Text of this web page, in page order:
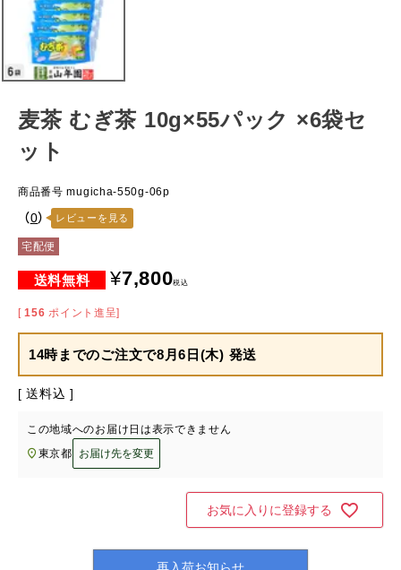
麦茶 むぎ茶 10g×55パック ×6袋セ
ット
商品番号 mugicha-550g-06p
（0） レビューを見る
宅配便
¥7,800税込
[ 156 ポイント進呈]
14時までのご注文で8月6日(木) 発送
送料込
この地域へのお届け日は表示できません
東京都
お届け先を変更
お気に入りに登録する
再入荷お知らせ